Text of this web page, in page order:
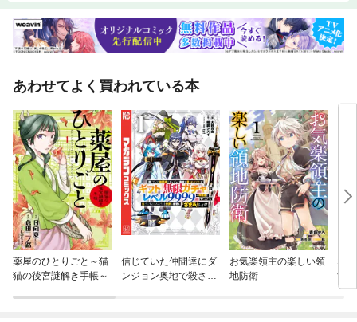
あわせてよく買われている本
薬屋のひとりごと～猫
猫の後宮謎解き手帳～
信じていた仲間達にダ
ンジョン奥地で殺され
お気楽領主の楽しい領
地防衛
な
す